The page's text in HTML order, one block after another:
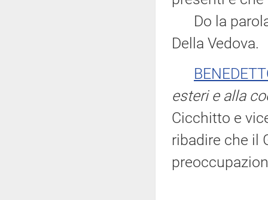
Do la parola
Della Vedova.
esteri e alla
Cicchitto e
ribadire che il